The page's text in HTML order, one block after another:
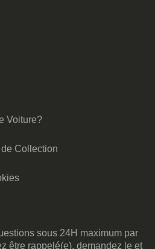
Voiture?
Collection
sous 24H maximum par
être rappelé(e), demandez le et